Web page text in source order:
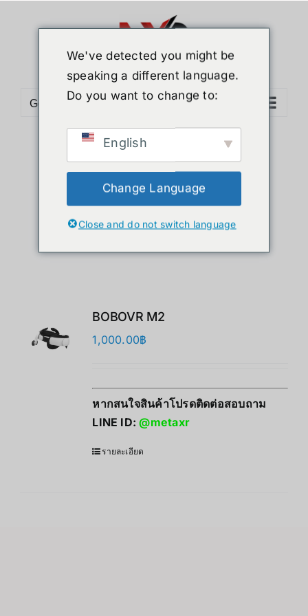
Go to...
Sort byDate
Show12 Products
BOBOVR M2
1,000.00฿
หากสนใจสินค้าโปรดติดต่อสอบถาม
LINE ID:@metaxr
รายละเอียด
We've detected you might be
speaking a different language.
Do you want to change to:
English
Change Language
Close and do not switch language